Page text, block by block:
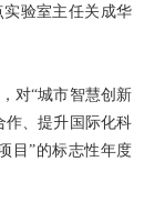
验室主任关成华
对“城市智慧创新
作、提升国际化科
目”的标志性年度